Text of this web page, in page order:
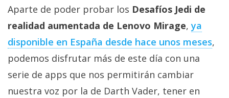
Foros
Contacto
/
Sobre
nosotros
/
Aparte de poder probar los Desafíos Jedi de
realidad aumentada de Lenovo Mirage,ya
disponible en España desde hace unos meses,
podemos disfrutar más de este día con una
serie de apps que nos permitirán cambiar
nuestra voz por la de Darth Vader, tener en